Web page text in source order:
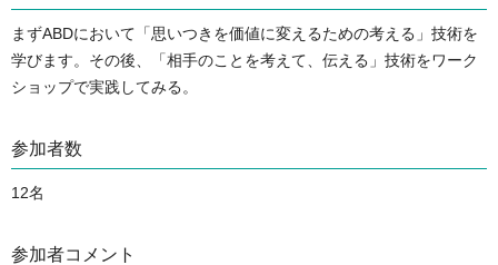
まずABDにおいて「思いつきを価値に変えるための考える」技術を
学びます。その後、「相手のことを考えて、伝える」技術をワーク
参加者数
12名
参加者コメント